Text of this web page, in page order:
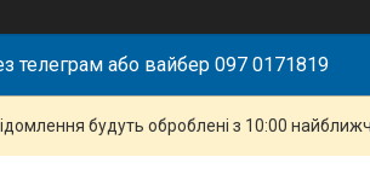
телеграм або вайбер 097 0171819
будуть оброблені з 10:00